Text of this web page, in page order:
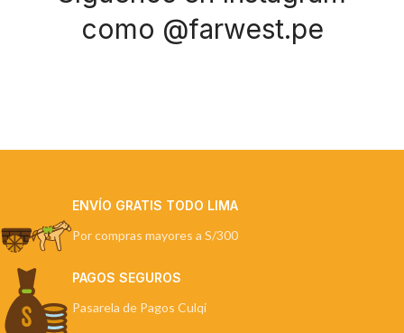
como @farwest.pe
ENVÍO GRATIS TODO LIMA
Por compras mayores a S/300
PAGOS SEGUROS
Pasarela de Pagos Culqi